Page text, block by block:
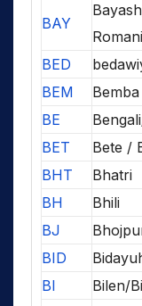
BAY
BED
BEM
Bemba
BE
BET
Bete /
BHT
Bhatri
BH
Bhili
BJ
BID
BI
Bilen/